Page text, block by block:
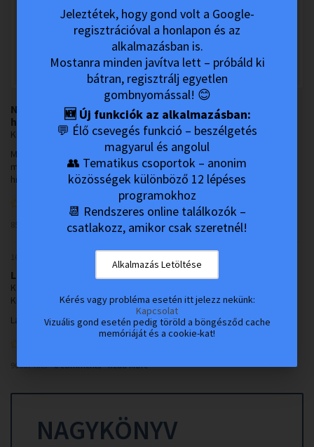
Nagyon sok mindent elhitet a cucc, hamis énképet ad,
hamis magabiztosságot
KIMM-Médiamegjelenések
Mivel kezdődhet egy drogkarrier és hány utolsó esély jár anyától,
mire ráeszmélünk, hogy ez nem mehet így tovább? Valami fáj, valami
hiányzik, a szer pedig csillapít és pótol. Legalábbis amíg a vérben...
0
0 comments Read More
Lakóink Történetei - Senki sincs itt véletlenül
K.I.M.M.
KIMM-Lakóink Történetei
Lakóink Történetei - Jövök a Kereszthez...
90907 hits 0 comments Read More
NAGYKÖNYV
Jeleztétek, hogy gond volt a Google-
regisztrációval a honlapon és az
alkalmazásban is.
Mostanra minden javítva lett – próbáld ki
bátran, regisztrálj egyetlen
gombnyomással! 😊
🆕 Új funkciók az alkalmazásban:
💬 Élő csevegés funkció – beszélgetés
magyarul és angolul
👥 Tematikus csoportok – anonim
közösségek különböző 12 lépéses
programokhoz
📆 Rendszeres online találkozók –
csatlakozz, amikor csak szeretnél!
Alkalmazás Letöltése
Kérés vagy probléma esetén itt jelezz nekünk:
Kapcsolat
Vizuális gond esetén pedig töröld a böngésződ cache
memóriáját és a cookie-kat!